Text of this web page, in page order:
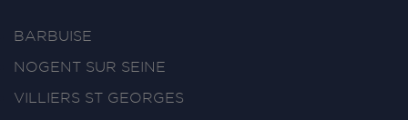
BARBUISE
NOGENT SUR SEINE
VILLIERS ST GEORGES